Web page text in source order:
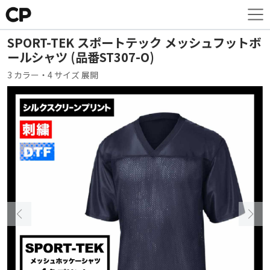
SPORT-TEK スポートテック メッシュフットボ
ールシャツ (品番ST307-O)
3 カラー・4 サイズ 展開